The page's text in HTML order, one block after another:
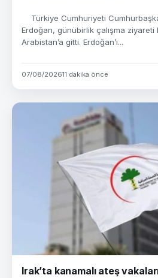
Türkiye Cumhuriyeti
Erdoğan, günübirlik çalışma ziyareti
Arabistan’a gitti. Erdoğan’ı...
07/08/202611 dakika önce
Irak’ta kanamalı ateş